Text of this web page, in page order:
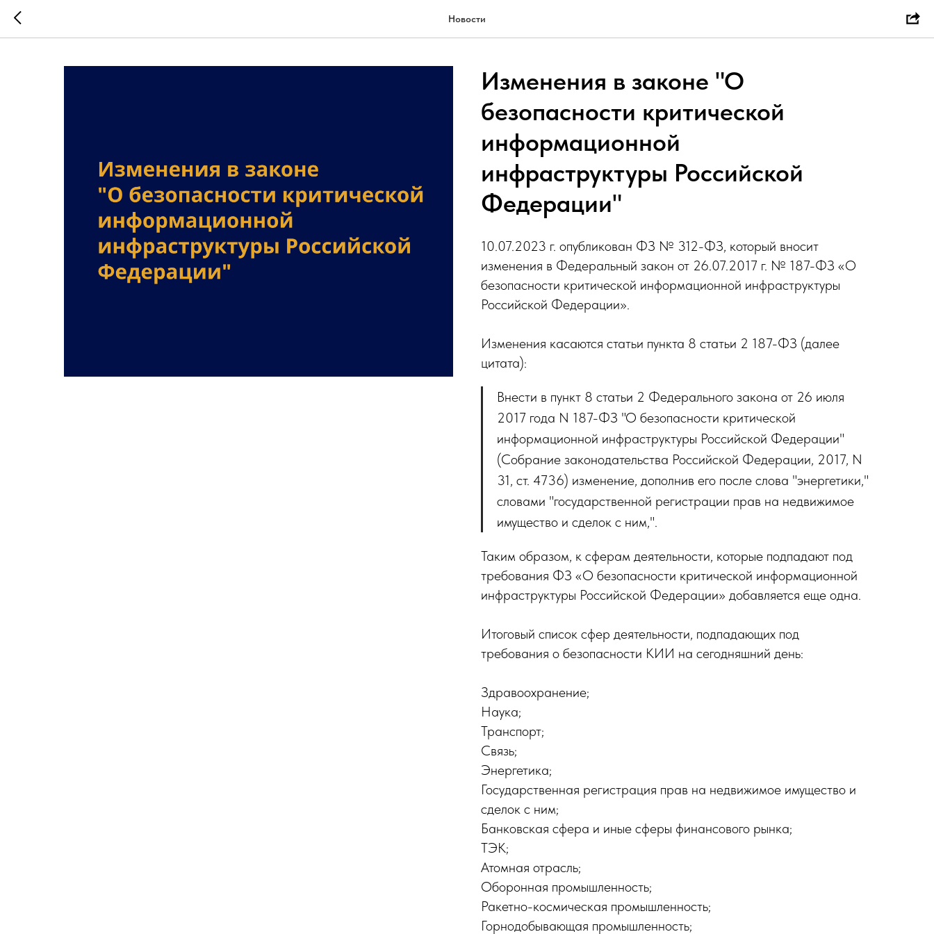
Новости
Изменения в законе "О
безопасности критической
информационной
инфраструктуры Российской
Федерации"
10.07.2023 г. опубликован ФЗ № 312-ФЗ, который вносит
изменения в Федеральный закон от 26.07.2017 г. № 187-ФЗ «О
безопасности критической информационной инфраструктуры
Российской Федерации».
Изменения касаются статьи пункта 8 статьи 2 187-ФЗ (далее
цитата):
Внести в пункт 8 статьи 2 Федерального закона от 26 июля
2017 года N 187-ФЗ "О безопасности критической
информационной инфраструктуры Российской Федерации"
(Собрание законодательства Российской Федерации, 2017, N
31, ст. 4736) изменение, дополнив его после слова "энергетики,"
словами "государственной регистрации прав на недвижимое
имущество и сделок с ним,".
Таким образом, к сферам деятельности, которые подпадают под
требования ФЗ «О безопасности критической информационной
инфраструктуры Российской Федерации» добавляется еще одна.
Итоговый список сфер деятельности, подпадающих под
требования о безопасности КИИ на сегодняшний день:
Здравоохранение;
Наука;
Транспорт;
Связь;
Энергетика;
Государственная регистрация прав на недвижимое имущество и
сделок с ним;
Банковская сфера и иные сферы финансового рынка;
ТЭК;
Атомная отрасль;
Оборонная промышленность;
Ракетно-космическая промышленность;
Горнодобывающая промышленность;